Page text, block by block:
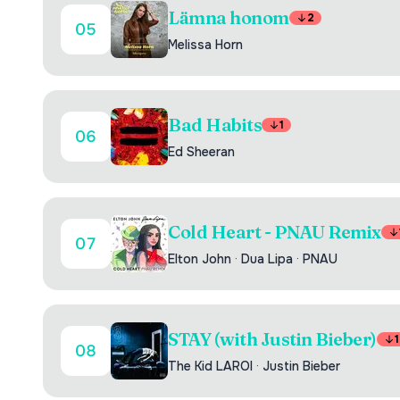
05
Lämna honom 2
Melissa Horn
06
Bad Habits 1
Ed Sheeran
07
Cold Heart - PNAU Remix
Elton John · Dua Lipa · PNAU
08
STAY (with Justin Bieber) 1
The Kid LAROI · Justin Bieber